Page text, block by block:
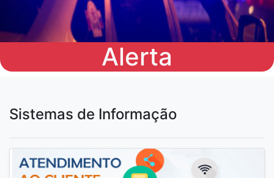
Alerta
Sistemas de Informação